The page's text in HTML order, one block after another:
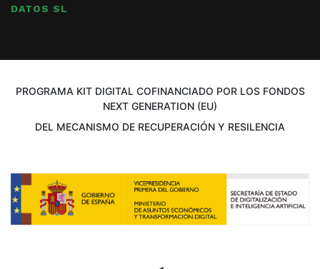
DATOS SL
PROGRAMA KIT DIGITAL COFINANCIADO POR LOS FONDOS
NEXT GENERATION (EU)
DEL MECANISMO DE RECUPERACIÓN Y RESILENCIA